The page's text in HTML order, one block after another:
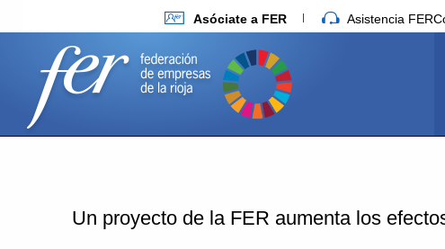
Asóciate a FER Asistencia
Un proyecto de la FER aumenta los